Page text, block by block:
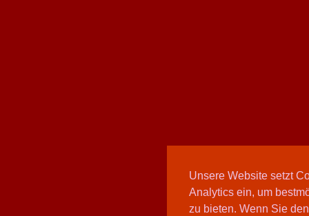
Unsere Website setzt
Analytics ein, um
zu bieten. Wenn Sie